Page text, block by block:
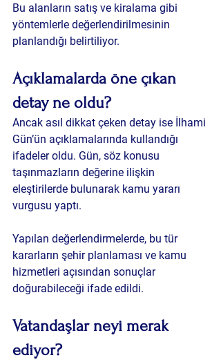
Bu alanların satış ve kiralama gibi
yöntemlerle değerlendirilmesinin
planlandığı belirtiliyor.
Açıklamalarda öne çıkan
detay ne oldu?
Ancak asıl dikkat çeken detay ise İlhami
Gün’ün açıklamalarında kullandığı
ifadeler oldu. Gün, söz konusu
taşınmazların değerine ilişkin
eleştirilerde bulunarak kamu yararı
vurgusu yaptı.
Yapılan değerlendirmelerde, bu tür
kararların şehir planlaması ve kamu
hizmetleri açısından sonuçlar
doğurabileceği ifade edildi.
Vatandaşlar neyi merak
ediyor?